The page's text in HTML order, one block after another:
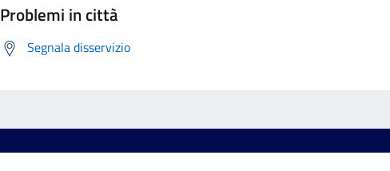
Problemi in città
Segnala disservizio